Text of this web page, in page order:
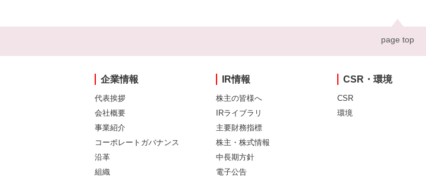
page top
企業情報
代表挨拶
会社概要
事業紹介
コーポレートガバナンス
沿革
組織
IR情報
株主の皆様へ
IRライブラリ
主要財務指標
株主・株式情報
中長期方針
電子公告
CSR・環境
CSR
環境